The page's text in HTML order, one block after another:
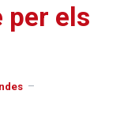
per els